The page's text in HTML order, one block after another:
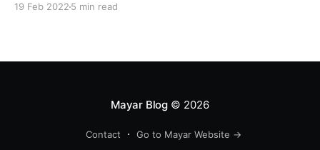
19 Feb 2022 5 min read
Mayar Blog© 2026
Contact Go to Mayar Website →